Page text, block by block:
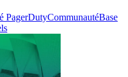
PagerDutyCommunautéBase